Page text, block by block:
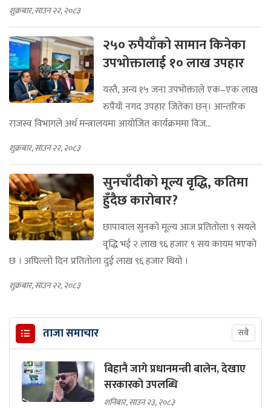
शुक्रबार, साउन २२, २०८३
२५० रुपैयाँको सामान किनेका
उपभोक्तालाई १० लाख उपहार
यस्तै, अन्य १५ जना उपभोक्ताले एक–एक लाख
रुपैयाँ नगद उपहार जितेका छन्। आन्तरिक
राजस्व विभागले अर्थ मन्त्रालयमा आयोजित कार्यक्रममा विज...
शुक्रबार, साउन २२, २०८३
सुनचाँदीको मूल्य वृद्धि, कतिमा
हुँदैछ कारोबार?
छापावाल सुनको मूल्य आज प्रतितोला ९ सयले
वृद्धि भई २ लाख ९६ हजार ९ सय कायम भएको
छ । अघिल्लो दिन प्रतितोला दुई लाख ९६ हजार थियो ।
शुक्रबार, साउन २२, २०८३
ताजा समाचार सबै
बिहानै जागे प्रधानमन्त्री बालेन, देखाए
सरकारकाे उपलब्धि
शनिबार, साउन २३, २०८३